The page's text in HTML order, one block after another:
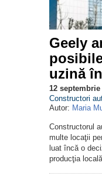
Geely
uzină
12 septembrie
Constructori
Autor: Maria
Constructorul
multe locaţii
luat încă o
producţia